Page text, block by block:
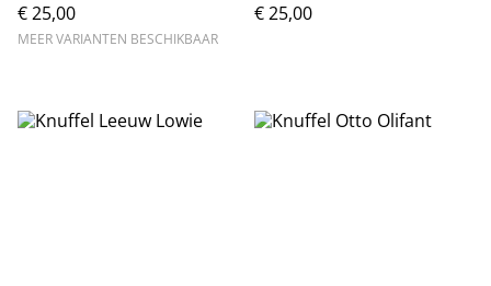
€ 25,00
MEER VARIANTEN BESCHIKBAAR
€ 25,00